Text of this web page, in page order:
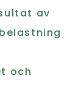
av
och